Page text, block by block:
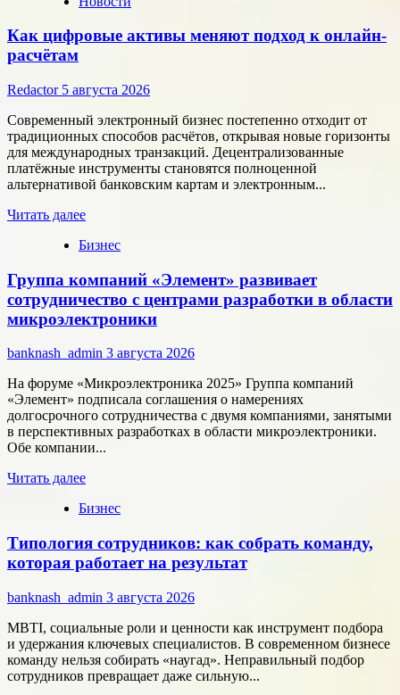
Как цифровые активы меняют подход к онлайн-
расчётам
Redactor 5 августа 2026
Современный электронный бизнес постепенно отходит от
традиционных способов расчётов, открывая новые горизонты
для международных транзакций. Децентрализованные
платёжные инструменты становятся полноценной
альтернативой банковским картам и электронным...
Читать далееПрочитать
о
цифровые
активы
меняют
подход
онлайн-
Бизнес
Группа компаний «Элемент» развивает
сотрудничество с центрами разработки в области
микроэлектроники
banknash_admin 3 августа 2026
На форуме «Микроэлектроника 2025» Группа компаний
«Элемент» подписала соглашения о намерениях
долгосрочного сотрудничества с двумя компаниями, занятыми
в перспективных разработках в области микроэлектроники.
Обе компании...
Читать далееПрочитать
о
компаний
«Элемент»
развивает
сотрудничество
с
центрами
разработки
в
области
микроэлектроники
Бизнес
Типология сотрудников: как собрать команду,
которая работает на результат
banknash_admin 3 августа 2026
MBTI, социальные роли и ценности как инструмент подбора
и удержания ключевых специалистов. В современном бизнесе
команду нельзя собирать «наугад». Неправильный подбор
сотрудников превращает даже сильную...